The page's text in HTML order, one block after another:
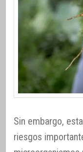
Sin embargo,
riesgos